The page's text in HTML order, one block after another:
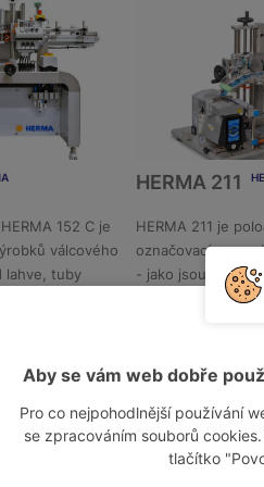
152 C je
válcového
lahve, tuby
HERMA 211
HERMA 211 je
označovací
- jako jsou trubky,
nebo ampule.
Aby se vám web dobře
Pro co nejpohodlnější používání
se zpracováním souborů
tlačítko